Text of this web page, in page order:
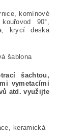
komínové
90°,
krycí deska
šablona
šachtou,
vymetacími
atd. využijte
keramická